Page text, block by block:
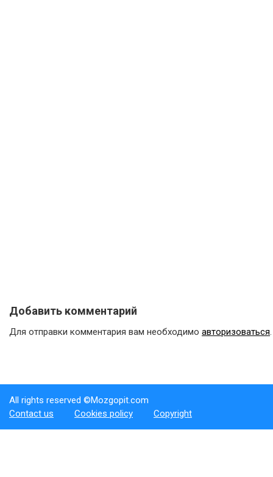
Добавить комментарий
Для отправки комментария вам необходимо авторизоваться.
All rights reserved ©Mozgopit.com
Contact us
Cookies policy Copyright